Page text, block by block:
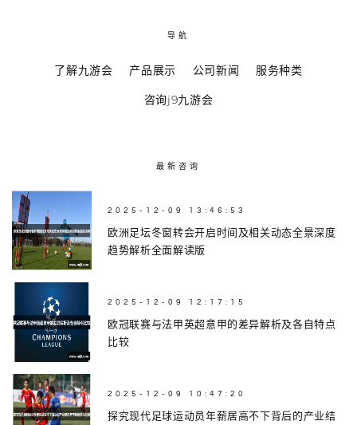
导航
了解九游会 产品展示 公司新闻 服务种类
咨询j9九游会
最新咨询
2025-12-09 13:46:53
欧洲足坛冬窗转会开启时间及相关动态全景深度
趋势解析全面解读版
2025-12-09 12:17:15
欧冠联赛与法甲英超意甲的差异解析及各自特点
比较
2025-12-09 10:47:20
探究现代足球运动员年薪居高不下背后的产业结